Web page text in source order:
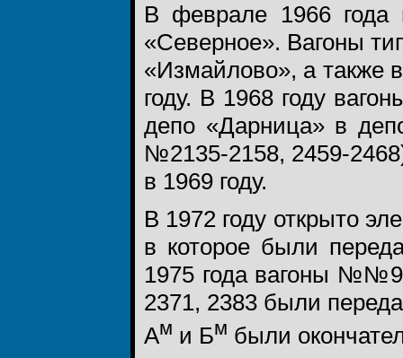
В феврале 1966
«Северное». Вагоны
«Измайлово», а также
году. В 1968 году
депо «Дарница» в
№2135-2158, 2459-
в 1969 году.
В 1972 году открыто
в которое были
1975 года вагоны
2371, 2383 были
Ам и Бм были